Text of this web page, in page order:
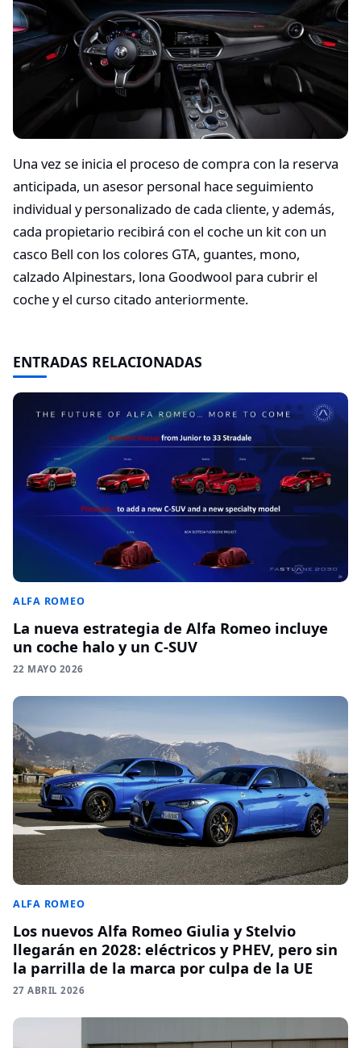
Una vez se inicia el proceso de compra con la reserva
anticipada, un asesor personal hace seguimiento
individual y personalizado de cada cliente, y además,
cada propietario recibirá con el coche un kit con un
casco Bell con los colores GTA, guantes, mono,
calzado Alpinestars, lona Goodwool para cubrir el
coche y el curso citado anteriormente.
ENTRADAS RELACIONADAS
ALFA ROMEO
La nueva estrategia de Alfa Romeo incluye
un coche halo y un C-SUV
22 MAYO 2026
ALFA ROMEO
Los nuevos Alfa Romeo Giulia y Stelvio
llegarán en 2028: eléctricos y PHEV, pero sin
la parrilla de la marca por culpa de la UE
27 ABRIL 2026